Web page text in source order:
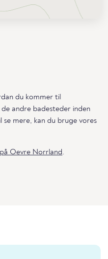
du kommer til
andre badesteder inden
se mere, kan du bruge vores
Oevre Norrland.